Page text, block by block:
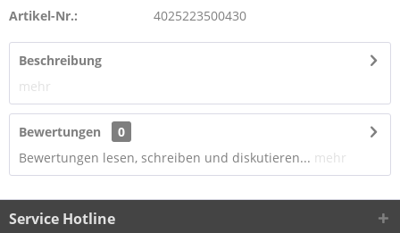
Artikel-Nr.: 4025223500430
Beschreibung
mehr
Bewertungen
0
Bewertungen lesen, schreiben und diskutieren... mehr
Service Hotline